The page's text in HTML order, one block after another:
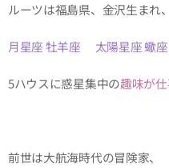
ルーツは福島県、金沢生まれ
月星座 牡羊座 太陽星座 蠍座
5ハウスに惑星集中の趣味が
前世は大航海時代の冒険家、